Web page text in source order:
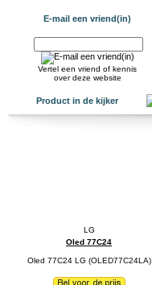
E-mail een vriend(in)
Vertel een vriend of kennis
over deze website
Product in de kijker
Oled 77C24
Oled 77C24 LG (OLED77C24LA)